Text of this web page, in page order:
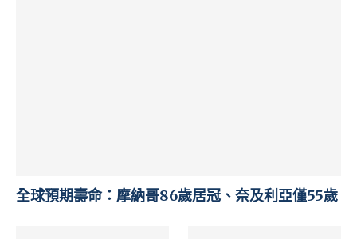
全球預期壽命：摩納哥86歲居冠、奈及利亞僅55歲